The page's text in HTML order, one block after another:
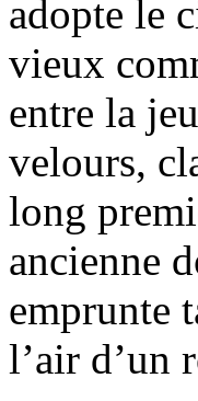
adopte le
vieux
entre la
velours,
long
ancienne
emprunte
l’air d’un